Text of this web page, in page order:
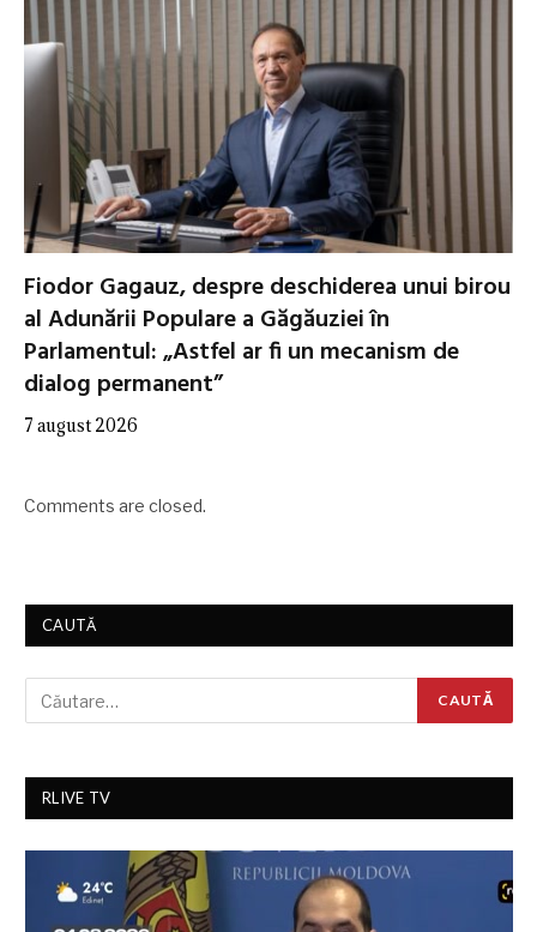
Fiodor Gagauz, despre deschiderea unui birou
al Adunării Populare a Găgăuziei în
Parlamentul: „Astfel ar fi un mecanism de
dialog permanent”
7 august 2026
Comments are closed.
CAUTĂ
RLIVE TV